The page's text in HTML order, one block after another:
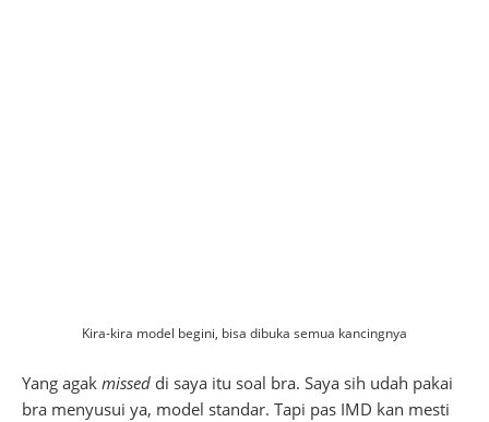
Kira-kira model begini, bisa dibuka semua kancingnya
Yang agak missed di saya itu soal bra. Saya sih udah pakai
bra menyusui ya, model standar. Tapi pas IMD kan mesti